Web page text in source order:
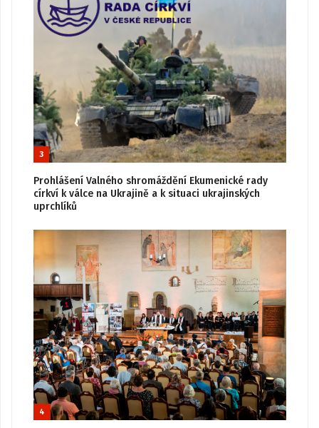
3
Prohlášení Valného shromáždění Ekumenické rady
církví k válce na Ukrajině a k situaci ukrajinských
uprchlíků
4